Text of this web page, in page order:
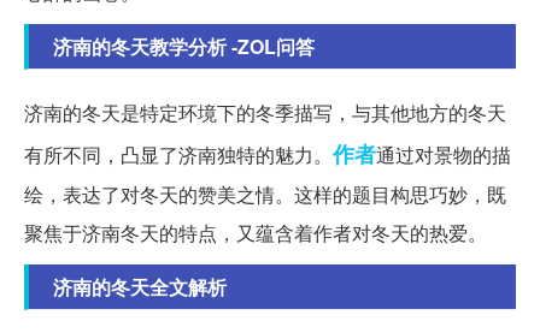
济南的冬天教学分析 -ZOL问答
济南的冬天是特定环境下的冬季描写，与其他地方的冬天
有所不同，凸显了济南独特的魅力。作者通过对景物的描
绘，表达了对冬天的赞美之情。这样的题目构思巧妙，既
聚焦于济南冬天的特点，又蕴含着作者对冬天的热爱。
济南的冬天全文解析